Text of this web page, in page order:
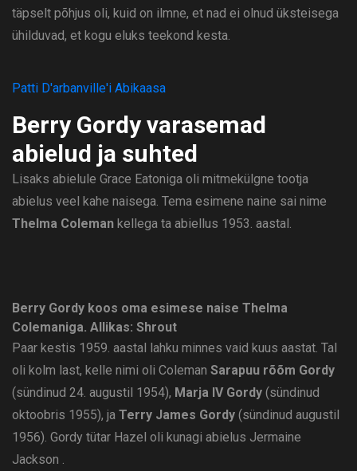
täpselt põhjus oli, kuid on ilmne, et nad ei olnud üksteisega
ühilduvad, et kogu eluks teekond kesta.
Patti D'arbanville'i Abikaasa
Berry Gordy varasemad
abielud ja suhted
Lisaks abielule Grace Eatoniga oli mitmekülgne tootja
abielus veel kahe naisega. Tema esimene naine sai nime
Thelma Coleman kellega ta abiellus 1953. aastal.
Berry Gordy koos oma esimese naise Thelma
Colemaniga. Allikas: Shrout
Paar kestis 1959. aastal lahku minnes vaid kuus aastat. Tal
oli kolm last, kelle nimi oli Coleman Sarapuu rõõm Gordy
(sündinud 24. augustil 1954), Marja IV Gordy (sündinud
oktoobris 1955), ja Terry James Gordy (sündinud augustil
1956). Gordy tütar Hazel oli kunagi abielus Jermaine
Jackson .